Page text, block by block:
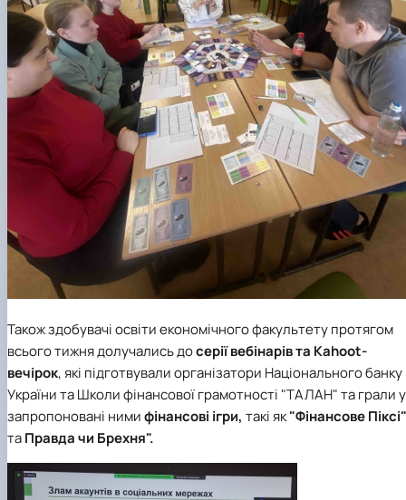
Також здобувачі освітиекономічного факультету протягом
всього тижня долучались досерії вебінарів та Kahoot-
вечірок, які підготвували організатори Національного банку
України та Школи фінансової грамотності "ТАЛАН" та грали у
запропоновані нимифінансові ігри, такі як"Фінансове Піксі"
таПравда чи Брехня".